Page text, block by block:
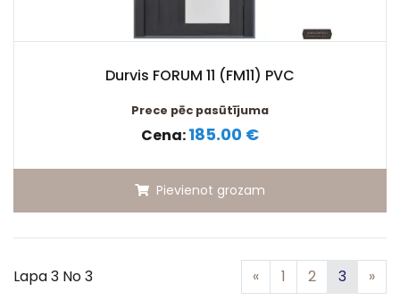
Durvis FORUM 11 (FM11) PVC
Prece pēc pasūtījuma
Cena:185.00 €
Pievienot grozam
Lapa 3 No 3 «Iepriekšējā
1 2 3 »